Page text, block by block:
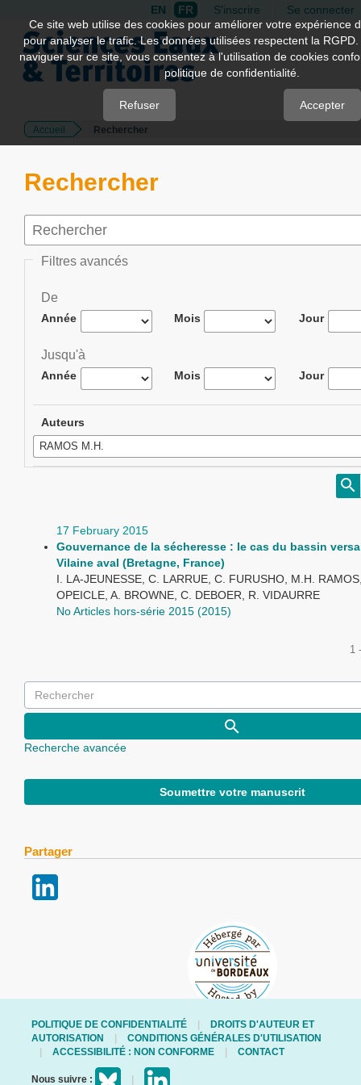
Quick
jump
page
Main
Content
EN FR S'inscrire Se connecter
Accueil Rechercher
Rechercher
Filtres avancés
De
Année Mois Jour
Jusqu'à
Année Mois Jour
Auteurs
17 February 2015
Gouvernance de la sécheresse : le cas du bassin
Vilaine aval (Bretagne, France)
I. LA-JEUNESSE, C. LARRUE, C. FURUSHO, M.H.
OPEICLE, A. BROWNE, C. DEBOER, R. VIDAURRE
No Articles hors-série 2015 (2015)
1
Recherche avancée
Soumettre votre manuscrit
Partager
POLITIQUE DE CONFIDENTIALITÉ
DROITS D'AUTEUR ET
AUTORISATION
CONDITIONS GÉNÉRALES D'UTILISATION
ACCESSIBILITÉ : NON CONFORME
CONTACT
Nous suivre :
Ce site web utilise des cookies pour améliorer votre expérience
pour analyser le trafic. Les données utilisées respectent la
naviguer sur ce site, vous consentez à l'utilisation de cookies
politique de confidentialité.
Refuser Accepter